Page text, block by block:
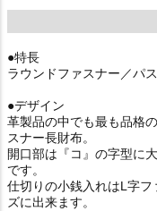
●特長
ラウンドファスナー／パ
●デザイン
革製品の中でも最も品格
スナー長財布。
開口部は『コ』の字型に
です。
仕切りの小銭入れはL字
ズに出来ます。